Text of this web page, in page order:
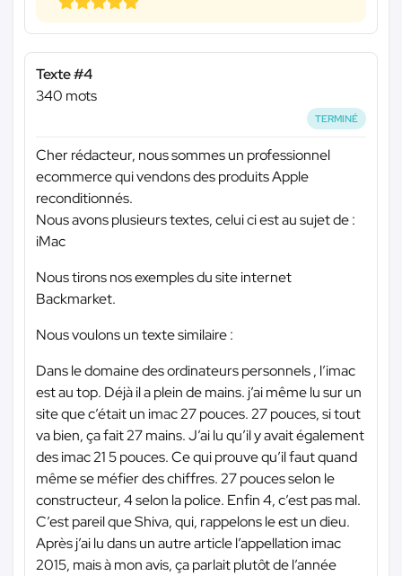
Texte #4
340 mots
TERMINÉ
Cher rédacteur, nous sommes un professionnel
ecommerce qui vendons des produits Apple
reconditionnés.
Nous avons plusieurs textes, celui ci est au sujet de :
iMac
Nous tirons nos exemples du site internet
Backmarket.
Nous voulons un texte similaire :
Dans le domaine des ordinateurs personnels , l’imac
est au top. Déjà il a plein de mains. j’ai même lu sur un
site que c’était un imac 27 pouces. 27 pouces, si tout
va bien, ça fait 27 mains. J’ai lu qu’il y avait également
des imac 21 5 pouces. Ce qui prouve qu’il faut quand
même se méfier des chiffres. 27 pouces selon le
constructeur, 4 selon la police. Enfin 4, c’est pas mal.
C’est pareil que Shiva, qui, rappelons le est un dieu.
Après j’ai lu dans un autre article l’appellation imac
2015, mais à mon avis, ça parlait plutôt de l’année